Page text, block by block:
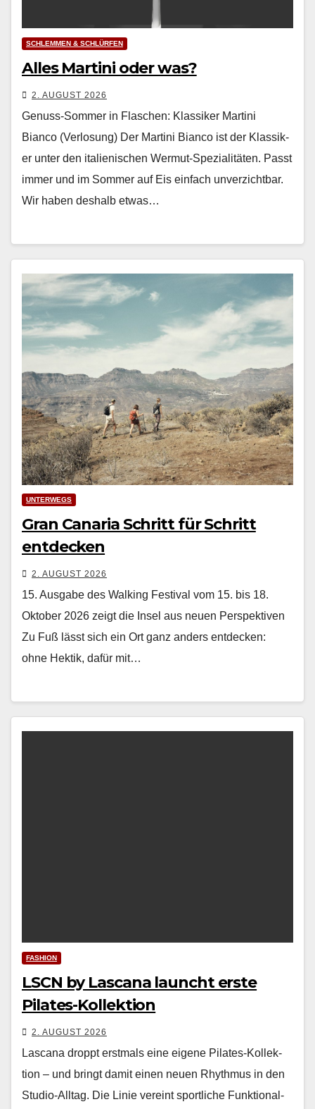
SCHLEMMEN & SCHLÜRFEN
Alles Martini oder was?
2. AUGUST 2026
Genuss-Sommer in Flaschen: Klassiker Martini
Bianco (Verlosung) Der Mar­ti­ni Bian­co ist der Klas­sik­
er unter den ital­ienis­chen Wer­mut-Spezial­itäten. Passt
immer und im Som­mer auf Eis ein­fach unverzicht­bar.
Wir haben deshalb etwas…
UNTERWEGS
Gran Canaria Schritt für Schritt
entdecken
2. AUGUST 2026
15. Ausgabe des Walking Festival vom 15. bis 18.
Oktober 2026 zeigt die Insel aus neuen Perspektiven
Zu Fuß lässt sich ein Ort ganz anders ent­deck­en:
ohne Hek­tik, dafür mit…
FASHION
LSCN by Lascana launcht erste
Pilates-Kollektion
2. AUGUST 2026
Las­cana droppt erst­mals eine eigene Pilates-Kollek­
tion – und bringt damit einen neuen Rhyth­mus in den
Stu­dio-All­t­ag. Die Lin­ie vere­int sportliche Funk­tion­al­